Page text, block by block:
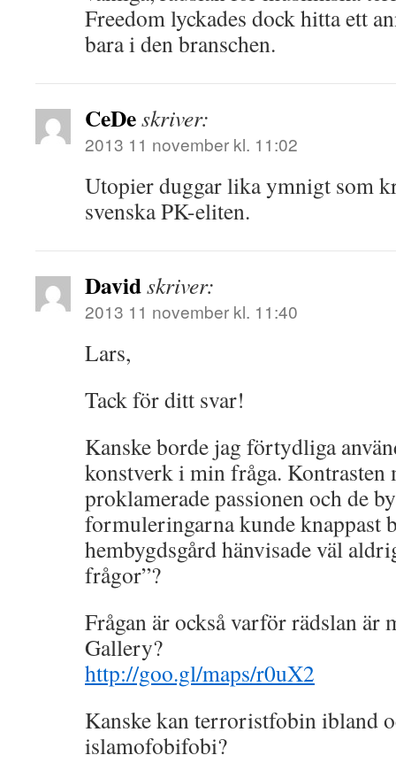
Freedom lyckades dock hitta ett
bara i den branschen.
CeDeskriver:
2013 11 november kl. 11:02
Utopier duggar lika ymnigt som
svenska PK-eliten.
Davidskriver:
2013 11 november kl. 11:40
Lars,
Tack för ditt svar!
Kanske borde jag förtydliga
konstverk i min fråga. Kontrasten
proklamerade passionen och de
formuleringarna kunde knappast
hembygdsgård hänvisade väl
frågor”?
Frågan är också varför rädslan är
Gallery?
http://goo.gl/maps/r0uX2
Kanske kan terroristfobin ibland
islamofobifobi?